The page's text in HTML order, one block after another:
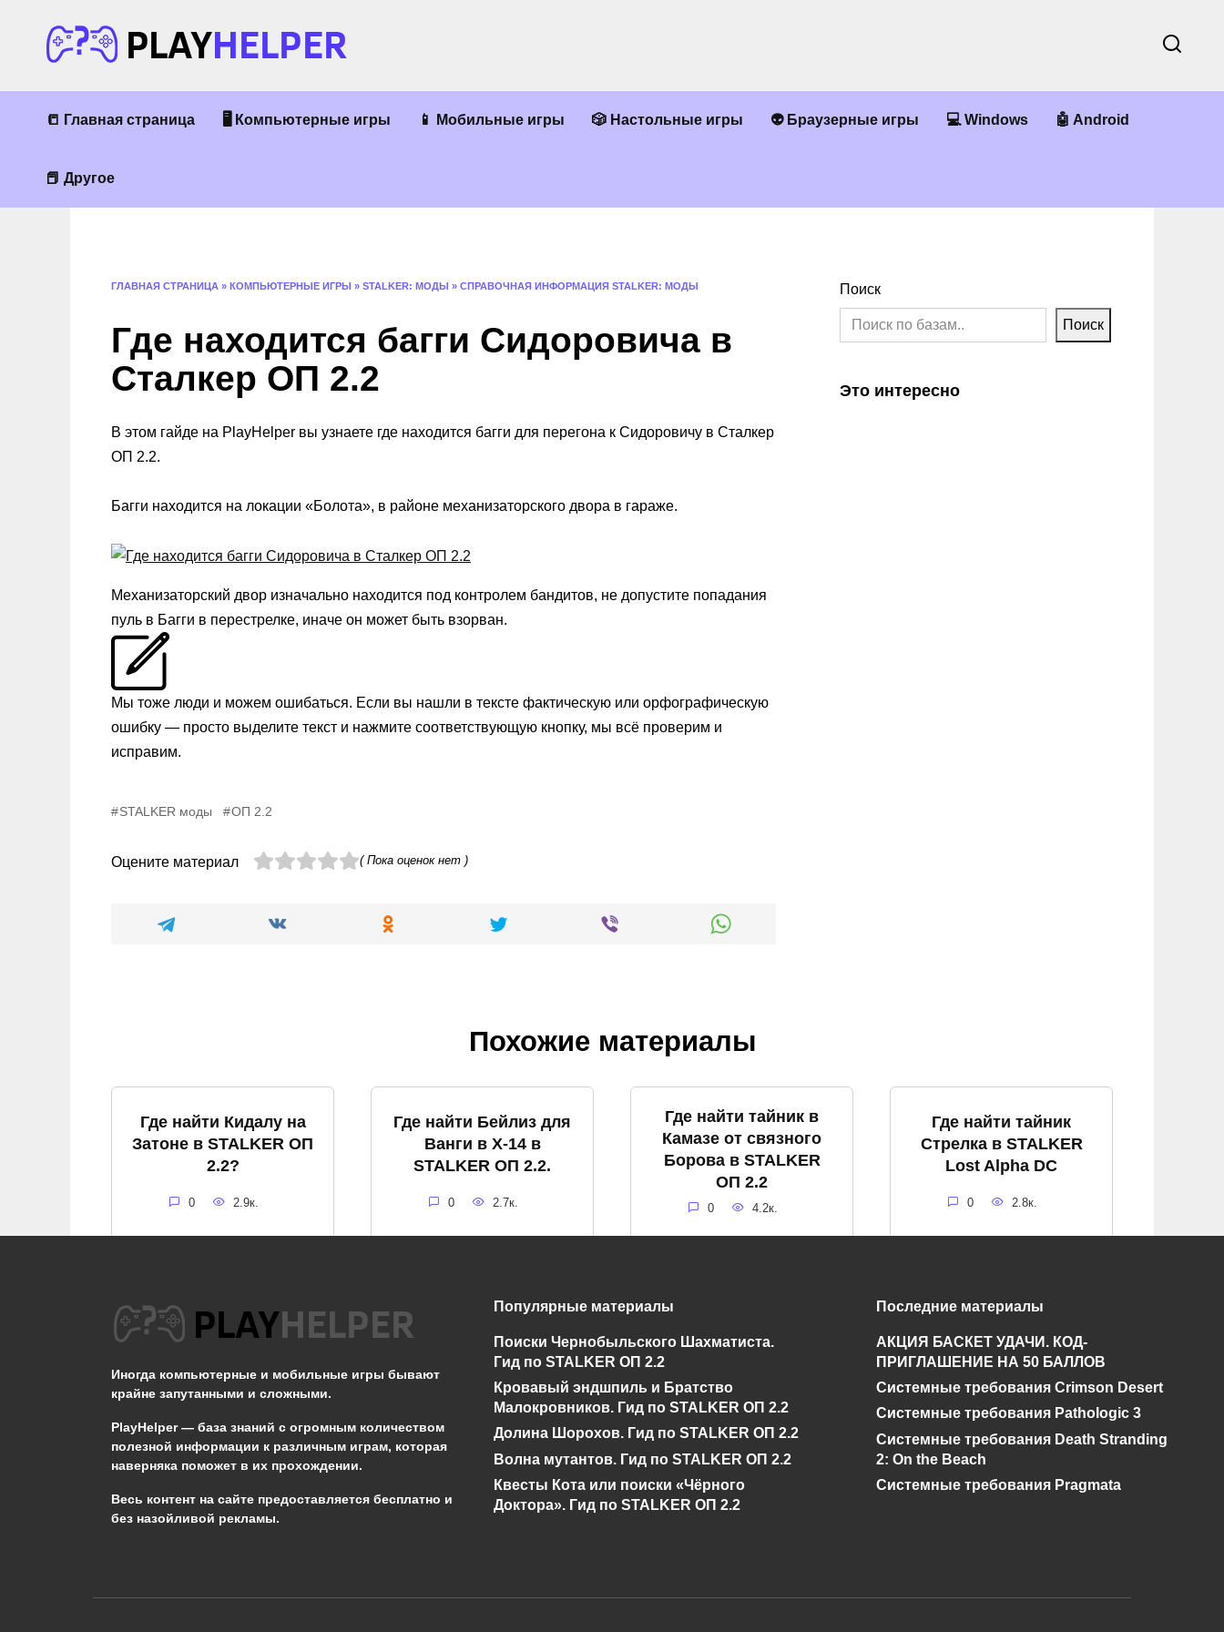
содержанию
📒 Главная страница 🖥 Компьютерные игры 📱 Мобильные игры 🎲 Настольные игры 👽 Браузерные игры 💻 Windows 🤖 Android
📕 Другое
ГЛАВНАЯ СТРАНИЦА » КОМПЬЮТЕРНЫЕ ИГРЫ » STALKER: МОДЫ » СПРАВОЧНАЯ ИНФОРМАЦИЯ STALKER: МОДЫ
Где находится багги Сидоровича в
Сталкер ОП 2.2
В этом гайде на PlayHelper вы узнаете где находится багги для перегона к Сидоровичу в Сталкер
ОП 2.2.
Багги находится на локации «Болота», в районе механизаторского двора в гараже.
Механизаторский двор изначально находится под контролем бандитов, не допустите попадания
пуль в Багги в перестрелке, иначе он может быть взорван.
Мы тоже люди и можем ошибаться. Если вы нашли в тексте фактическую или орфографическую
ошибку — просто выделите текст и нажмите соответствующую кнопку, мы всё проверим и
исправим.
STALKER моды ОП 2.2
Оцените материал ( Пока оценок нет )
Поиск
Поиск
Это интересно
Похожие материалы
Где найти Кидалу на
Затоне в STALKER ОП
2.2?
0 2.9к.
Где найти Бейлиз для
Ванги в X-14 в
STALKER ОП 2.2.
0 2.7к.
Где найти тайник в
Камазе от связного
Борова в STALKER
ОП 2.2
0 4.2к.
Где найти тайник
Стрелка в STALKER
Lost Alpha DC
0 2.8к.
Не появляется Кот в
STALKER ОП 2.2
Нет диалога про
Бизоны у Креста в
Сталкер ОП 2.2
5.2к.
STALKER ОП 2.2 +
0
Поиски
Шахматиста. Гид по
STALKER ОП 2.2
0 92.3к.
Иногда компьютерные и мобильные игры бывают
крайне запутанными и сложными.
PlayHelper — база знаний с огромным количеством
полезной информации к различным играм, которая
наверняка поможет в их прохождении.
Весь контент на сайте предоставляется бесплатно и
без назойливой рекламы.
Популярные материалы
Поиски Чернобыльского Шахматиста.
Гид по STALKER ОП 2.2
Кровавый эндшпиль и Братство
Малокровников. Гид по STALKER ОП 2.2
Долина Шорохов. Гид по STALKER ОП 2.2
Волна мутантов. Гид по STALKER ОП 2.2
Квесты Кота или поиски «Чёрного
Доктора». Гид по STALKER ОП 2.2
Последние материалы
АКЦИЯ БАСКЕТ УДАЧИ. КОД-
ПРИГЛАШЕНИЕ НА 50 БАЛЛОВ
Системные требования Crimson Desert
Системные требования Pathologic 3
Системные требования Death Stranding
2: On the Beach
Системные требования Pragmata
Сообщить об ошибке